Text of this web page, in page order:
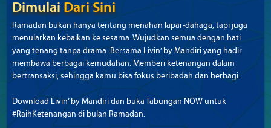
Dimulai Dari Sini
Ramadan bukan hanya tentang menahan lapar-dahaga, tapi juga
menularkan kebaikan ke sesama. Wujudkan semua dengan hati
yang tenang tanpa drama. Bersama Livin’ by Mandiri yang hadir
membawa berbagai kemudahan. Memberi ketenangan dalam
bertransaksi, sehingga kamu bisa fokus beribadah dan berbagi.
Download Livin’ by Mandiri dan buka Tabungan NOW untuk
#RaihKetenangan di bulan Ramadan.